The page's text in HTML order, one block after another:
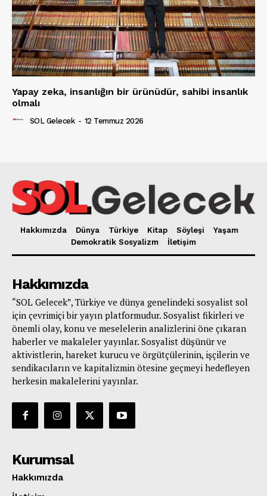
Yapay zeka, insanlığın bir ürünüdür, sahibi insanlık
olmalı
SOL Gelecek - 12 Temmuz 2026
Hakkımızda Dünya Türkiye Kitap Söyleşi
Yaşam
Demokratik Sosyalizm
İletişim
Hakkımızda
“SOL Gelecek”, Türkiye ve dünya genelindeki sosyalist sol
için çevrimiçi bir yayın platformudur. Sosyalist fikirleri ve
önemli olay, konu ve meselelerin analizlerini öne çıkaran
haberler ve makaleler yayınlar. Sosyalist düşünür ve
aktivistlerin, hareket kurucu ve örgütçülerinin, işçilerin ve
sendikacıların ve kapitalizmin ötesine geçmeyi hedefleyen
herkesin makalelerini yayınlar.
Kurumsal
Hakkımızda